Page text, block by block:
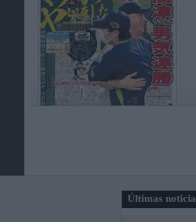
Últimas